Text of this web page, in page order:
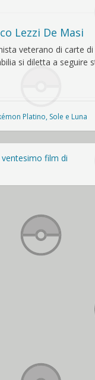
Lezzi De Masi
veterano di carte
si diletta a seguire
Platino, Sole e Luna
film di